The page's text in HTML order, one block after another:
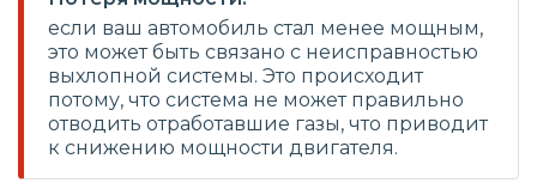
если ваш автомобиль стал менее мощным,
это может быть связано с неисправностью
выхлопной системы. Это происходит
потому, что система не может правильно
отводить отработавшие газы, что приводит
к снижению мощности двигателя.